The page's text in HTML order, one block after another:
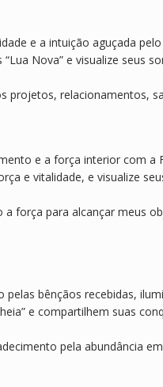
e a intuição aguçada
Nova” e visualize seus
relacionamentos,
e a força interior com a
e vitalidade, e visualize
força para alcançar meus
bênçãos recebidas,
e compartilhem suas
pela abundância